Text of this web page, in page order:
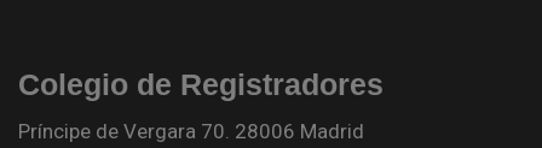
Colegio de Registradores
Príncipe de Vergara 70. 28006 Madrid